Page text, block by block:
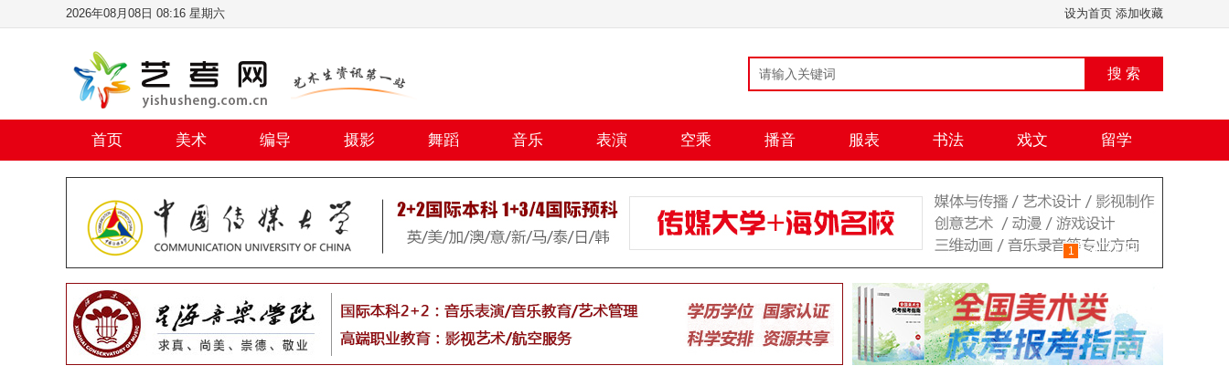
设为首页 添加收藏
2026年08月08日 08:16 星期六
搜 索
首页 美术 编导 摄影 舞蹈 音乐 表演 空乘 播音 服表 书法 戏文 留学
1 2 3 4